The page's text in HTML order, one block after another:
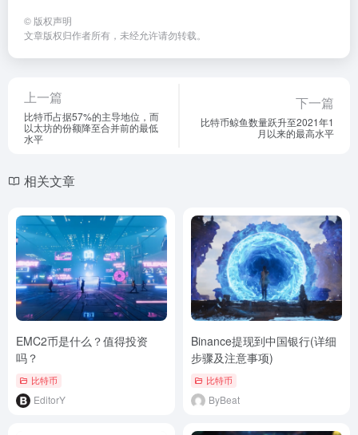
© 版权声明
文章版权归作者所有，未经允许请勿转载。
上一篇
比特币占据57%的主导地位，而
以太坊的份额降至合并前的最低
水平
下一篇
比特币鲸鱼数量跃升至2021年1
月以来的最高水平
相关文章
EMC2币是什么？值得投资
吗？
比特币
EditorY
Binance提现到中国银行(详细
步骤及注意事项)
比特币
ByBeat